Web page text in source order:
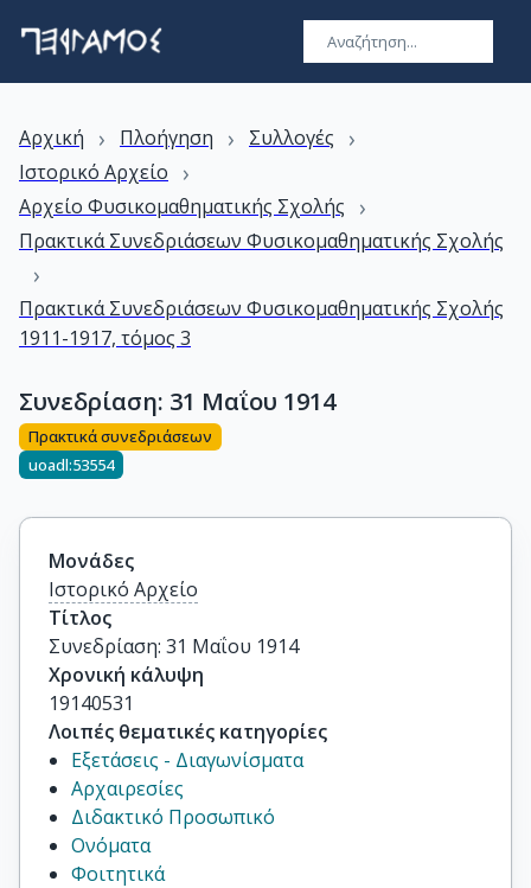
Αρχική › Πλοήγηση › Συλλογές ›
Ιστορικό Αρχείο ›
Αρχείο Φυσικομαθηματικής Σχολής ›
Πρακτικά Συνεδριάσεων Φυσικομαθηματικής Σχολής
›
Πρακτικά Συνεδριάσεων Φυσικομαθηματικής Σχολής
1911-1917, τόμος 3
Συνεδρίαση: 31 Μαΐου 1914
Πρακτικά συνεδριάσεων
uoadl:53554
Μονάδες
Ιστορικό Αρχείο
Τίτλος
Συνεδρίαση: 31 Μαΐου 1914
Χρονική κάλυψη
19140531
Λοιπές θεματικές κατηγορίες
Εξετάσεις - Διαγωνίσματα
Αρχαιρεσίες
Διδακτικό Προσωπικό
Ονόματα
Φοιτητικά